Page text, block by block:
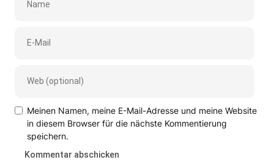
Meinen Namen, meine E-Mail-Adresse und meine Website
in diesem Browser für die nächste Kommentierung
speichern.